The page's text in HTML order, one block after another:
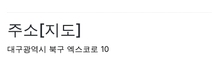
주소[지도]
대구광역시 북구 엑스코로 10